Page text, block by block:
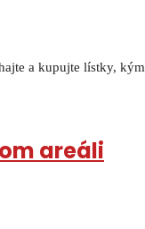
a kupujte lístky,
areáli